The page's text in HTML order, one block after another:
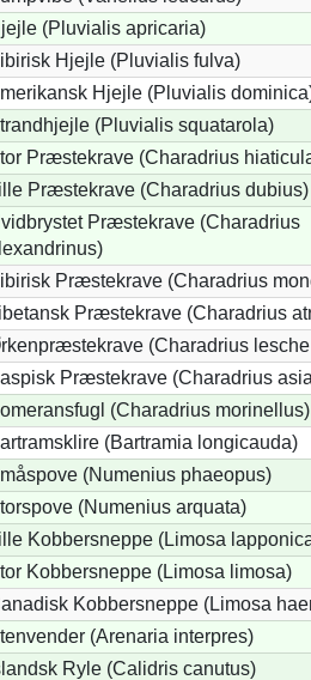
(Pluvialis apricaria)
Hjejle (Pluvialis fulva)
Hjejle (Pluvialis
(Pluvialis squatarola)
Præstekrave (Charadrius
Præstekrave (Charadrius dubius)
Præstekrave (Charadrius
Præstekrave (Charadrius
Præstekrave (Charadrius
(Charadrius
Præstekrave (Charadrius
(Charadrius morinellus)
(Bartramia longicauda)
(Numenius phaeopus)
(Numenius arquata)
Kobbersneppe (Limosa
Kobbersneppe (Limosa limosa)
Kobbersneppe (Limosa
(Arenaria interpres)
Ryle (Calidris canutus)